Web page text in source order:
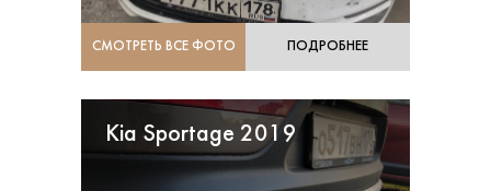
СМОТРЕТЬ ВСЕ ФОТО ПОДРОБНЕЕ
Kia Sportage 2019